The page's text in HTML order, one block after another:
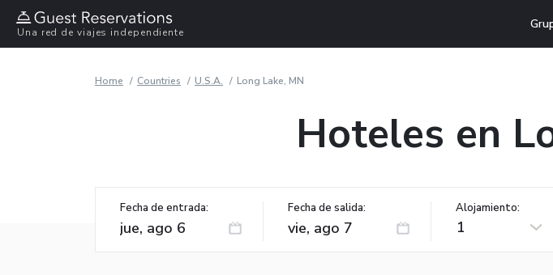
Una red de viajes independiente
Home Countries U.S.A. Long Lake, MN
Hoteles en
Fecha de entrada: Fecha de salida: Alojamiento:
1